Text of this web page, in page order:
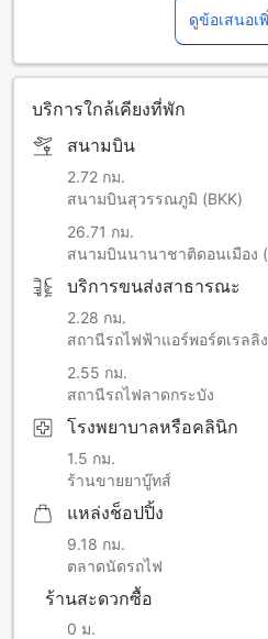
ดูข้อเสนอเ
บริการใกล้เคียงที่พัก
สนามบิน
2.72 กม.
สนามบินสุวรรณภูมิ (BKK)
26.71 กม.
สนามบินนานาชาติดอนเมือง
บริการขนส่งสาธารณะ
2.28 กม.
สถานีรถไฟฟ้าแอร์พอร์ตเรลลิ
2.55 กม.
สถานีรถไฟลาดกระบัง
โรงพยาบาลหรือคลินิก
1.5 กม.
ร้านขายยาบู๊ทส์
แหล่งช็อปปิ้ง
9.18 กม.
ตลาดนัดรถไฟ
ร้านสะดวกซื้อ
0 ม.